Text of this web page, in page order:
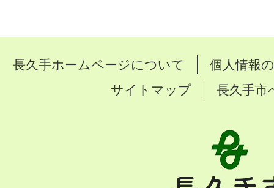
長久手ホームページについて
個人情報
サイトマップ
長久手市